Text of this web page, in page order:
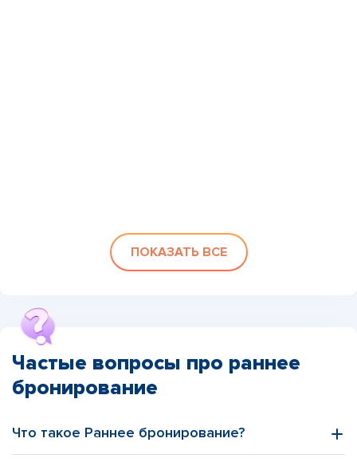
ПОКАЗАТЬ ВСЕ
Частые вопросы про раннее
бронирование
Что такое Раннее бронирование?